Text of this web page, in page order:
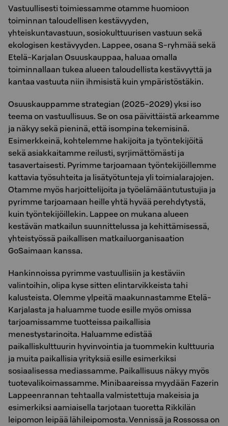
Vastuullisesti toimiessamme otamme huomioon
toiminnan taloudellisen kestävyyden,
yhteiskuntavastuun, sosiokulttuurisen vastuun sekä
ekologisen kestävyyden. Lappee, osana S-ryhmää sekä
Etelä-Karjalan Osuuskauppaa, haluaa omalla
toiminnallaan tukea alueen taloudellista kestävyyttä ja
kantaa vastuuta niin ihmisistä kuin ympäristöstäkin.
Osuuskauppamme strategian (2025-2029) yksi iso
teema on vastuullisuus. Se on osa päivittäistä arkeamme
ja näkyy sekä pieninä, että isompina tekemisinä.
Esimerkkeinä, kohtelemme hakijoita ja työntekijöitä
sekä asiakkaitamme reilusti, syrjimättömästi ja
tasavertaisesti. Pyrimme tarjoamaan työntekijöillemme
kattavia työsuhteita ja lisätyötunteja yli toimialarajojen.
Otamme myös harjoittelijoita ja työelämääntutustujia ja
pyrimme tarjoamaan heille yhtä hyvää perehdytystä,
kuin työntekijöillekin. Lappee on mukana alueen
kestävän matkailun suunnittelussa ja kehittämisessä,
yhteistyössä paikallisen matkailuorganisaation
GoSaimaan kanssa.
Hankinnoissa pyrimme vastuullisiin ja kestäviin
valintoihin, olipa kyse sitten elintarvikkeista tahi
kalusteista. Olemme ylpeitä maakunnastamme Etelä-
Karjalasta ja haluamme tuode esille myös omissa
tarjoamissamme tuotteissa paikallisia
menestystarinoita. Haluamme edistää
paikalliskulttuurin hyvinvointia ja tuommekin kulttuuria
ja muita paikallisia yrityksiä esille esimerkiksi
sosiaalisessa mediassamme. Paikallisuus näkyy myös
tuotevalikoimassamme. Minibaareissa myydään Fazerin
Lappeenrannan tehtaalla valmistettuja makeisia ja
esimerkiksi aamiaisella tarjotaan tuoretta Rikkilän
leipomon leipää lähileipomosta. Vennissä ja Rossossa on